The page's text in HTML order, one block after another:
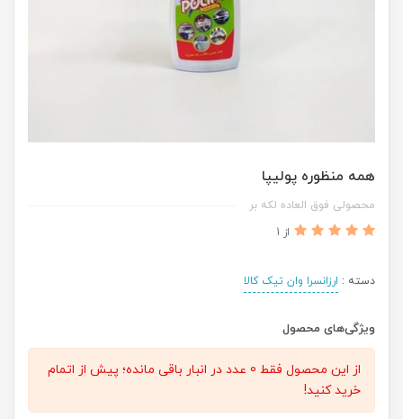
همه منظوره پولیپا
محصولی فوق العاده لکه بر
از 1
دسته : ارزانسرا وان تیک کالا
ویژگی‌های محصول
از این محصول فقط 0 عدد در انبار باقی مانده؛ پیش از اتمام
خرید کنید!